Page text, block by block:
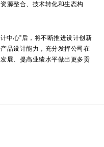
源整合、技术转化和生态构
中心”后，将不断推进设计创新
品设计能力，充分发挥公司在
展、提高业绩水平做出更多贡